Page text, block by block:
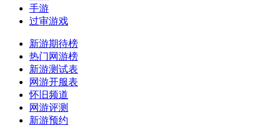
手游
过审游戏
新游期待榜
热门网游榜
新游测试表
网游开服表
怀旧频道
网游评测
新游预约